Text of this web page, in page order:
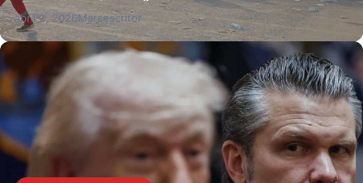
abril 2, 2026Marsescritor